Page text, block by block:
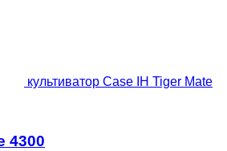
культиватор Case IH Tiger Mate
4300